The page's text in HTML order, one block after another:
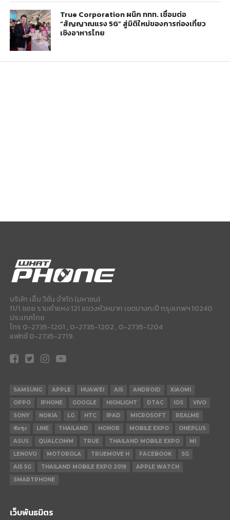
True Corporation ผนึก ททท. เชื่อมต่อ
“สัญญาณแรง 5G” สู่มิติใหม่ของการท่องเที่ยว
เชิงอาหารไทย
บริษัท เอ็ม วิชั่น จำกัด (มหาชน)
11/1 ซอย รามคำแหง 121 แขวงหัวหมาก เขตบางกะปี กรุงเทพฯ 10240
ประเทศไทย
โทร 0-2735-1201 , 0-2735-1202 , 0-2735-1204
แฟกซ์ 0-2735-2719.
SAMSUNG APPLE HUAWEI AIS ANDROID
XIAOMI
OPPO
IPHONE GOOGLE HIGHLIGHT DTAC IOS
VIVO
SONY
NOKIA LG HTC IPAD MICROSOFT
REALME
ซัมซุง
LINE THAILAND HONOR MOBILE EXPO
ONEPLUS
ASUS
QUALCOMM TRUE THAILAND MOBILE EXPO
MI
LENOVO
MOTOROLA TRUEMOVE H FACEBOOK
5G
AIS 5G
THAILAND MOBILE EXPO 2019
APPLE WATCH
SMARTPHONE
เว็บพันธมิตร